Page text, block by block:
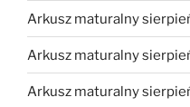
Arkusz maturalny
Arkusz maturalny
Arkusz maturalny